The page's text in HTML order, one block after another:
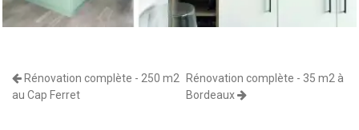
Rénovation complète - 250 m2
au Cap Ferret
Rénovation complète - 35 m2 à
Bordeaux